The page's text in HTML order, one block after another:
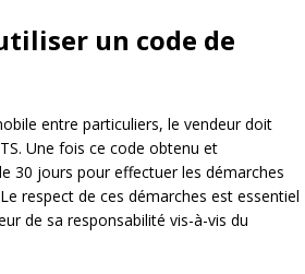
un code de
entre particuliers, le vendeur doit
Une fois ce code obtenu et
30 jours pour effectuer les démarches
respect de ces démarches est essentiel
de sa responsabilité vis-à-vis du